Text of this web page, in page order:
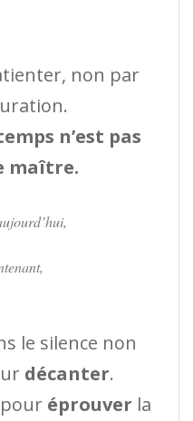
non par
n’est pas
maître.
le silence non
décanter.
éprouver la